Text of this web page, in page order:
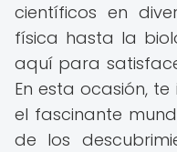
científicos en
física hasta la
aquí para
En esta ocasión,
el fascinante
de los